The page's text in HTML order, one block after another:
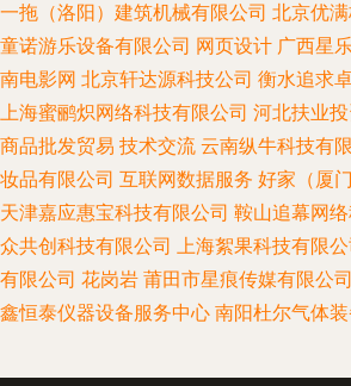
一拖（洛阳）建筑机械有限公司 北京优
童诺游乐设备有限公司 网页设计 广西星
南电影网 北京轩达源科技公司 衡水追求
上海蜜鹂炽网络科技有限公司 河北扶业
商品批发贸易 技术交流 云南纵牛科技有
妆品有限公司 互联网数据服务 好家（厦
天津嘉应惠宝科技有限公司 鞍山追幕网
众共创科技有限公司 上海絮果科技有限公
有限公司 花岗岩 莆田市星痕传媒有限公司
鑫恒泰仪器设备服务中心 南阳杜尔气体